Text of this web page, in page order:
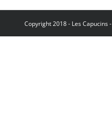
Copyright 2018 - Les Capucins -